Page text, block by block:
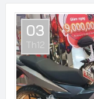
03
Th12